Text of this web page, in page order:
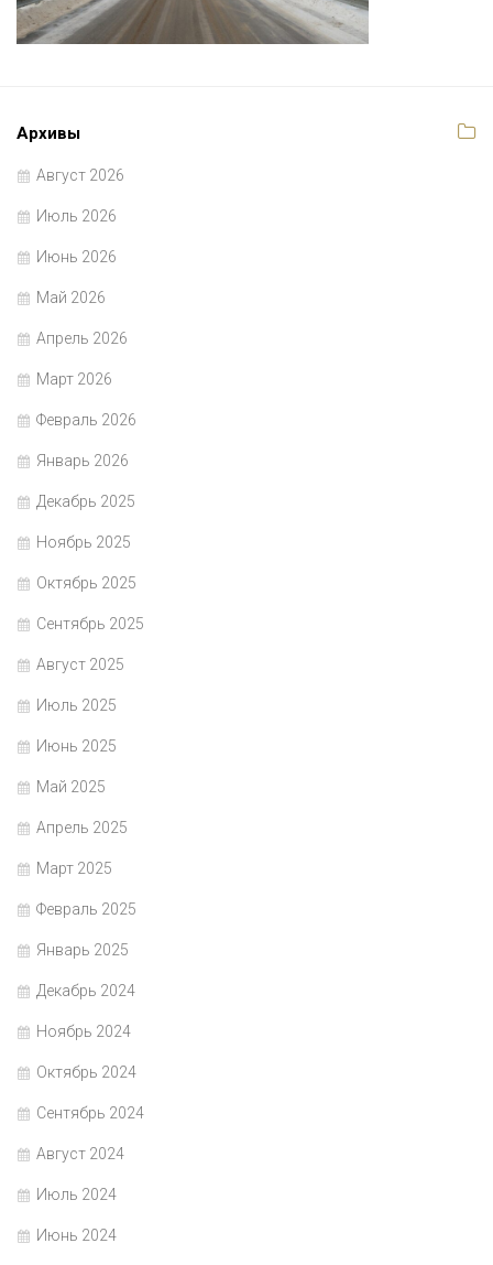
Архивы
Август 2026
Июль 2026
Июнь 2026
Май 2026
Апрель 2026
Март 2026
Февраль 2026
Январь 2026
Декабрь 2025
Ноябрь 2025
Октябрь 2025
Сентябрь 2025
Август 2025
Июль 2025
Июнь 2025
Май 2025
Апрель 2025
Март 2025
Февраль 2025
Январь 2025
Декабрь 2024
Ноябрь 2024
Октябрь 2024
Сентябрь 2024
Август 2024
Июль 2024
Июнь 2024